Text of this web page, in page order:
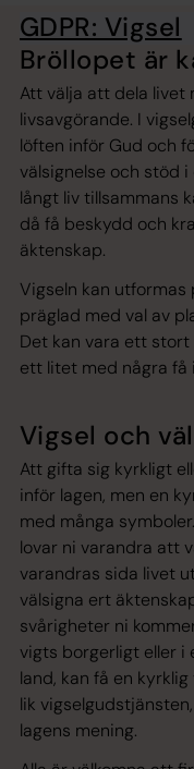
GDPR: Vigsel
Bröllopet är
Att välja att dela livet
livsavgörande. I
löften inför Gud och
välsignelse och stöd
långt liv tillsammans
då få beskydd och
äktenskap.
Vigseln kan
präglad med val av
Det kan vara ett
ett litet med några få
Vigsel och
Att gifta sig kyrkligt
inför lagen, men en
med många
lovar ni varandra att
varandras sida livet
välsigna ert
svårigheter ni
vigts borgerligt eller i
land, kan få en
lik
lagens mening.